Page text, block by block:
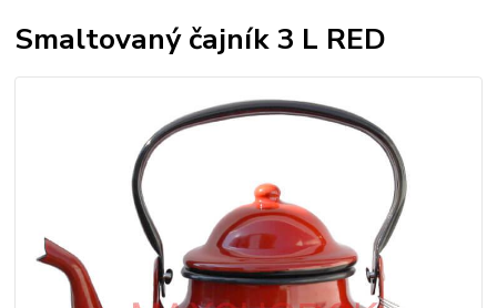
Smaltovaný čajník 3 L RED